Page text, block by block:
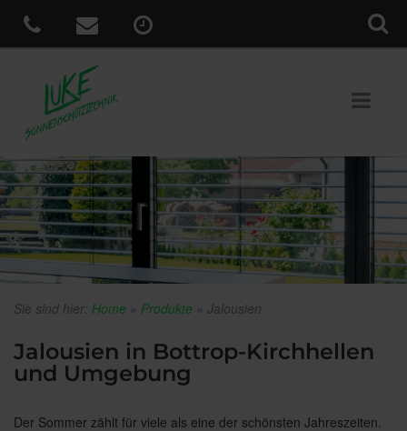
Sie sind hier: Home » Produkte » Jalousien
Jalousien in Bottrop-Kirchhellen
und Umgebung
Der Sommer zählt für viele als eine der schönsten Jahreszeiten.